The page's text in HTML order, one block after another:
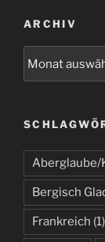
ARCHIV
Aberglaube/
Bergisch
Frankreich (1)